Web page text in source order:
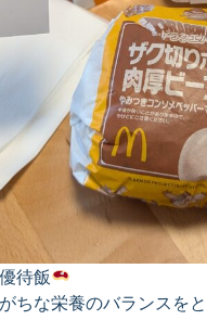
待飯
ちな栄養のバランスを